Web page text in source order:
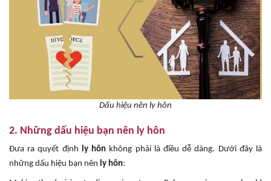
Dấu hiệu nên ly hôn
2. Những dấu hiệu bạn nên ly hôn
Đưa ra quyết định ly hôn không phải là điều dễ dàng. Dưới đây là
những dấu hiệu bạn nên ly hôn: